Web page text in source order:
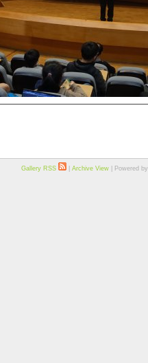
Gallery RSS | Archive View| Powered by